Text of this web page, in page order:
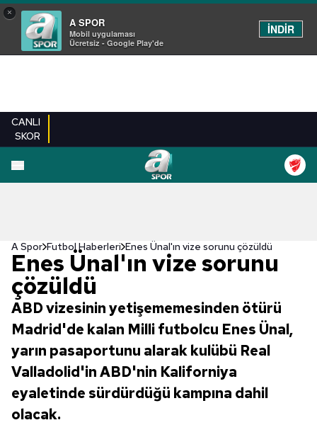
×
A SPOR
Mobil uygulaması
Ücretsiz - Google Play'de
İNDİR
CANLI
SKOR
A Spor Futbol Haberleri Enes Ünal'ın vize sorunu çözüldü
Enes Ünal'ın vize sorunu
çözüldü
ABD vizesinin yetişememesinden ötürü
Madrid'de kalan Milli futbolcu Enes Ünal,
yarın pasaportunu alarak kulübü Real
Valladolid'in ABD'nin Kaliforniya
eyaletinde sürdürdüğü kampına dahil
olacak.